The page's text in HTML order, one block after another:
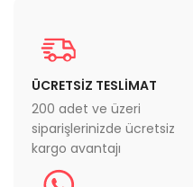
ÜCRETSİZ TESLİMAT
200 adet ve üzeri
siparişlerinizde ücretsiz
kargo avantajı